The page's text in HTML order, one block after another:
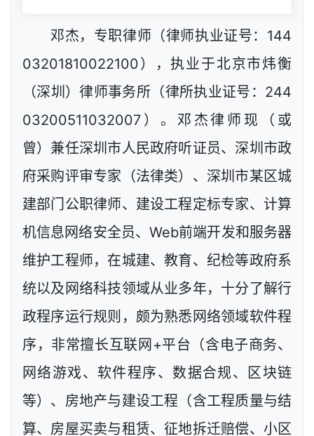
邓杰，专职律师（律师执业证号：144
03201810022100），执业于北京市炜衡
（深圳）律师事务所（律所执业证号：244
03200511032007）。邓杰律师现（或
曾）兼任深圳市人民政府听证员、深圳市政
府采购评审专家（法律类）、深圳市某区城
建部门公职律师、建设工程定标专家、计算
机信息网络安全员、Web前端开发和服务器
维护工程师，在城建、教育、纪检等政府系
统以及网络科技领域从业多年，十分了解行
政程序运行规则，颇为熟悉网络领域软件程
序，非常擅长互联网+平台（含电子商务、
网络游戏、软件程序、数据合规、区块链
等）、房地产与建设工程（含工程质量与结
算、房屋买卖与租赁、征地拆迁赔偿、小区